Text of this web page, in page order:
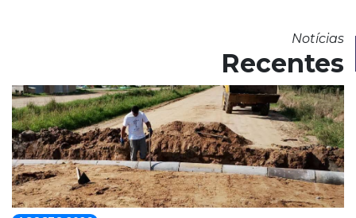
Notícias
Recentes